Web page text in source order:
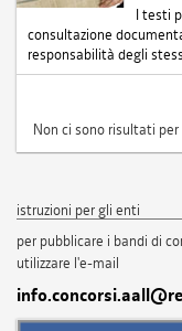
I testi
consultazione
responsabilità degli
Non ci sono risultati
istruzioni per gli enti
per pubblicare i bandi di
utilizzare l'e-mail